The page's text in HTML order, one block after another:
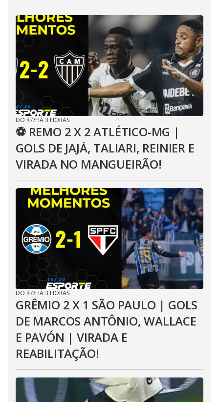
DO R7/HÁ 3 HORAS
⚽ REMO 2 X 2 ATLÉTICO-MG |
GOLS DE JAJÁ, TALIARI, REINIER E
VIRADA NO MANGUEIRÃO!
DO R7/HÁ 3 HORAS
GRÊMIO 2 X 1 SÃO PAULO | GOLS
DE MARCOS ANTÔNIO, WALLACE
E PAVÓN | VIRADA E
REABILITAÇÃO!